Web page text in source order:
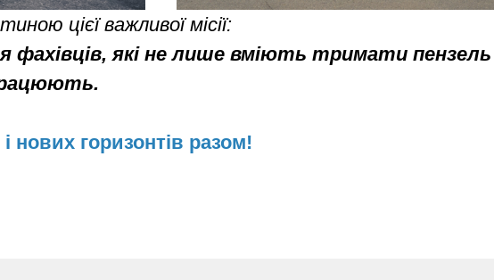
цієї важливої місії:
фахівців, які не лише вміють тримати
нових горизонтів разом!